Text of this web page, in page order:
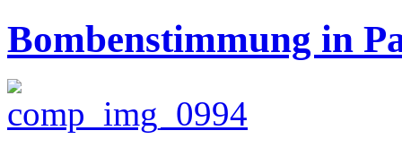
Bombenstimmung in